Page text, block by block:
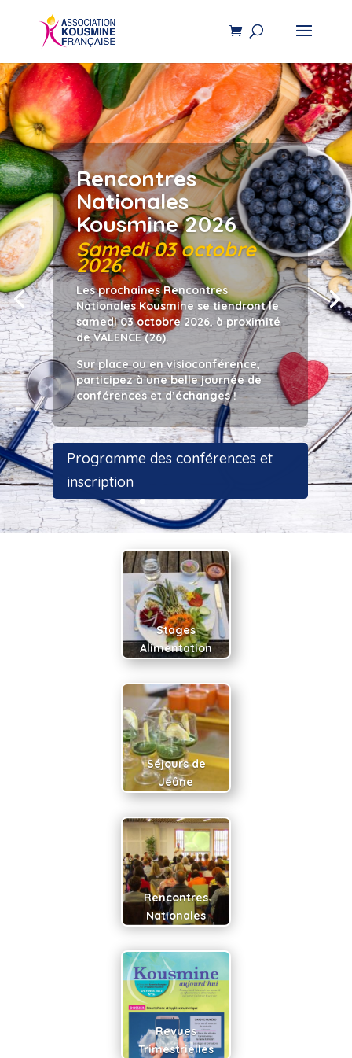
Rencontres
Nationales
Kousmine 2026
Samedi 03 octobre
2026.
Les prochaines Rencontres
Nationales Kousmine se tiendront le
samedi 03 octobre 2026, à proximité
de VALENCE (26).
Sur place ou en visioconférence,
participez à une belle journée de
conférences et d’échanges !
Programme des conférences et
inscription
Stages
Alimentation
Séjours de
Jeûne
Rencontres
Nationales
Revues
Trimestrielles